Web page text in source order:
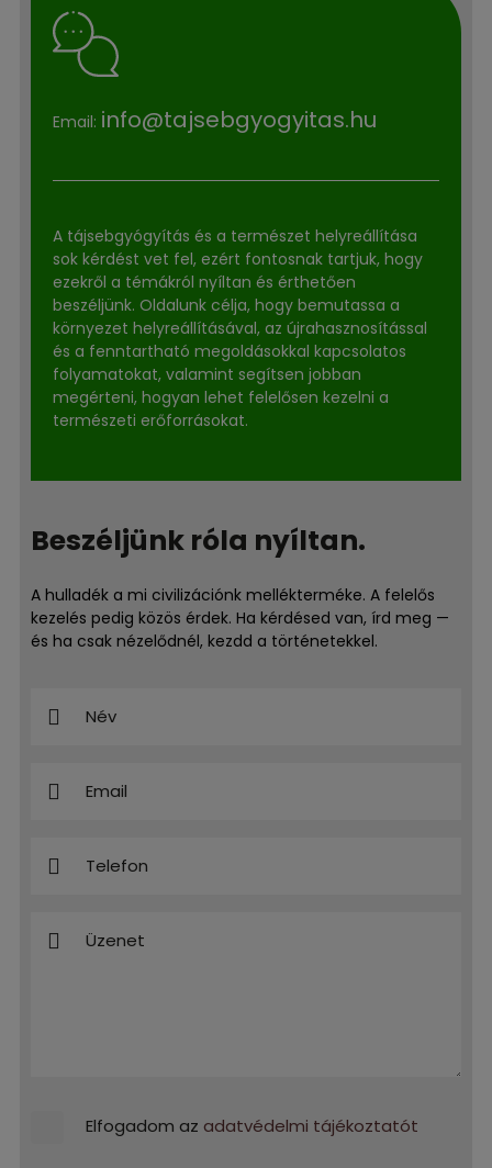
Email: info@tajsebgyogyitas.hu
A tájsebgyógyítás és a természet helyreállítása
sok kérdést vet fel, ezért fontosnak tartjuk, hogy
ezekről a témákról nyíltan és érthetően
beszéljünk. Oldalunk célja, hogy bemutassa a
környezet helyreállításával, az újrahasznosítással
és a fenntartható megoldásokkal kapcsolatos
folyamatokat, valamint segítsen jobban
megérteni, hogyan lehet felelősen kezelni a
természeti erőforrásokat.
Beszéljünk róla nyíltan.
A hulladék a mi civilizációnk mellékterméke. A felelős
kezelés pedig közös érdek. Ha kérdésed van, írd meg —
és ha csak nézelődnél, kezdd a történetekkel.
Elfogadom az adatvédelmi tájékoztatót